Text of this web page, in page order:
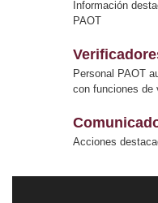
Información
PAOT
Personal PAOT
con funciones de
Acciones